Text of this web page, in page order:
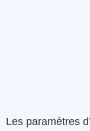
Les paramètres